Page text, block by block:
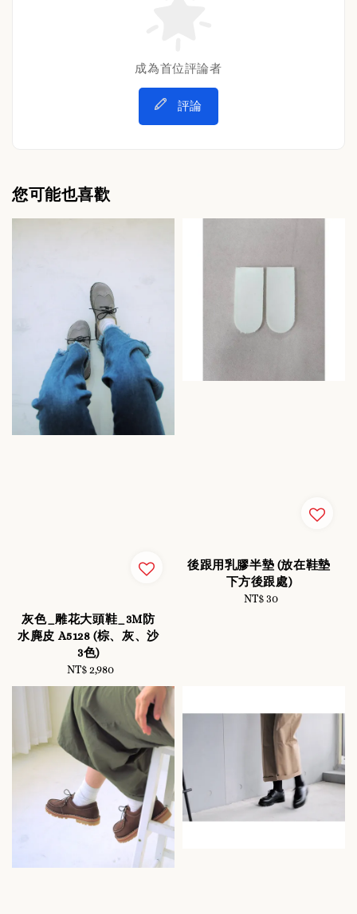
成為首位評論者
評論
您可能也喜歡
灰色_雕花大頭鞋_3M防
水麂皮 A5128 (棕、灰、沙
3色)
Regular
price
NT$ 2,980
後跟用乳膠半墊 (放在鞋墊
下方後跟處)
Regular
NT$ 30